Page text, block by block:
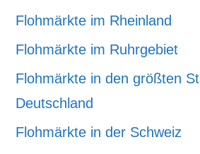
Flohmärkte im Rheinland
Flohmärkte im Ruhrgebiet
Flohmärkte in den größten
Deutschland
Flohmärkte in der Schweiz